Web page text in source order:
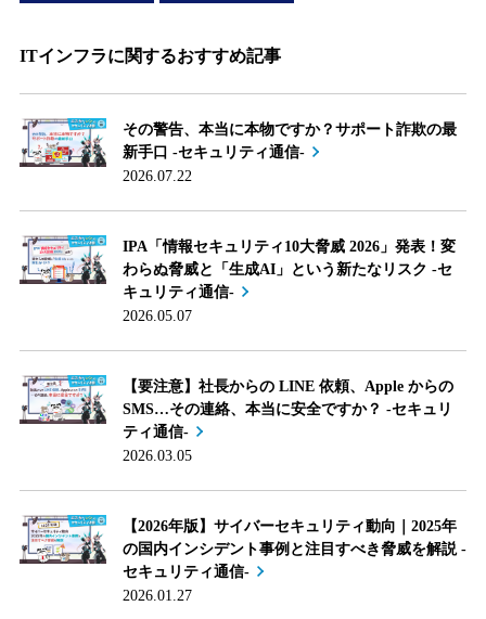
ITインフラに関するおすすめ記事
その警告、本当に本物ですか？サポート詐欺の最
新手口 -セキュリティ通信-
2026.07.22
IPA「情報セキュリティ10大脅威 2026」発表！変
わらぬ脅威と「生成AI」という新たなリスク -セ
キュリティ通信-
2026.05.07
【要注意】社長からの LINE 依頼、Apple からの
SMS…その連絡、本当に安全ですか？ -セキュリ
ティ通信-
2026.03.05
【2026年版】サイバーセキュリティ動向｜2025年
の国内インシデント事例と注目すべき脅威を解説 -
セキュリティ通信-
2026.01.27